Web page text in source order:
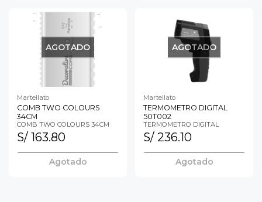
AGOTADO
Martellato
COMB TWO COLOURS
34CM
COMB TWO COLOURS 34CM
S/ 163.80
Agotado
AGOTADO
Martellato
TERMOMETRO DIGITAL
50T002
TERMOMETRO DIGITAL
S/ 236.10
Agotado